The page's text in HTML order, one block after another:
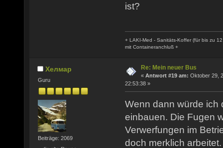
ist?
+ LAKI-Med - Sanitäts-Koffer (für bis zu
mit Containeranchluß +
Хелмар
Guru
Beiträge: 2069
Re: Mein neuer Bus
« Antwort #19 am: Oktober 29,
22:53:38 »
Wenn dann würde ich
einbauen. Die Fugen
Verwerfungen im
doch merklich